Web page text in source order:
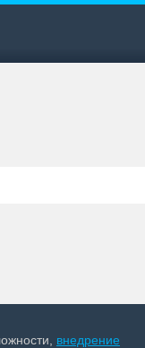
внедрение